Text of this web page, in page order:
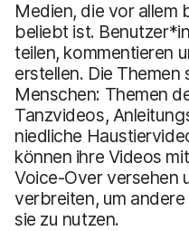
Medien, die vor allem
beliebt ist.
teilen, kommentieren
erstellen. Die
Menschen: Themen
Tanzvideos,
niedliche
können ihre Videos
Voice-Over versehen
verbreiten, um
sie zu nutzen.